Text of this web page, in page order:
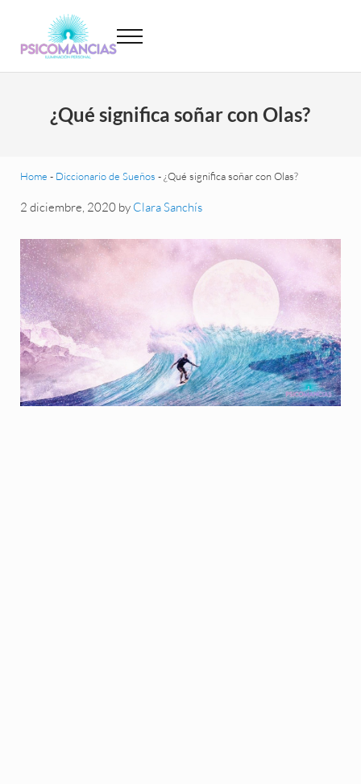
Psicomancias
Menu
¿Qué significa soñar con Olas?
Home - Diccionario de Sueños -¿Qué significa soñar con Olas?
2 diciembre, 2020 by Clara Sanchís